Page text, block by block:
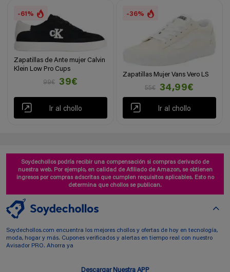
-61%
Zapatillas de Ante mujer Calvin
Klein Low Pro Cups
99€
39€
Ir al chollo
-36%
Zapatillas Mujer Vans Vero LS
55€
34,99€
Ir al chollo
Soydechollos podría recibir una compensación si compras derivado de
nuestra web. Por ejemplo, en calidad de Afiliado de Amazon, se obtienen
ingresos por compras adscritas que cumplen requisitos aplicables. Esto no
determina que chollos se publican.
Soydechollos.com encuentra los mejores chollos y ofertas de hoy en tecnología,
moda, hogar y más. Cupones verificados y alertas en tiempo real con nuestro
Avisador PRO. Ahorra ya
Descargar Nuestra APP